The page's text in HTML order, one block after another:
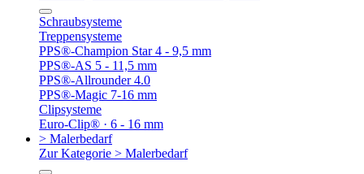
Schraubsysteme
Treppensysteme
PPS®-Champion Star 4 - 9,5 mm
PPS®-AS 5 - 11,5 mm
PPS®-Allrounder 4.0
PPS®-Magic 7-16 mm
Clipsysteme
Euro-Clip® · 6 - 16 mm
> Malerbedarf
Zur Kategorie > Malerbedarf